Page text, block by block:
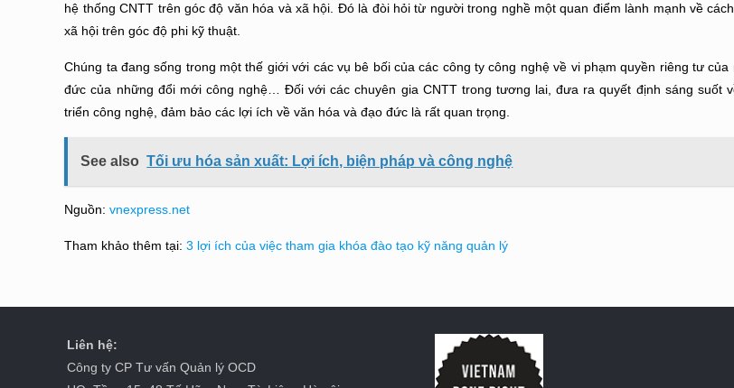
hệ thống CNTT trên góc độ văn hóa và xã hội. Đó là đòi hỏi từ người trong nghề một quan điểm lành mạnh về
xã hội trên góc độ phi kỹ thuật.
Chúng ta đang sống trong một thế giới với các vụ bê bối của các công ty công nghệ về vi phạm quyền riêng tư
đức của những đổi mới công nghệ… Đối với các chuyên gia CNTT trong tương lai, đưa ra quyết định sáng suốt
triển công nghệ, đảm bảo các lợi ích về văn hóa và đạo đức là rất quan trọng.
See also Tối ưu hóa sản xuất: Lợi ích, biện pháp và công nghệ
Nguồn:vnexpress.net
Tham khảo thêm tại:3 lợi ích của việc tham gia khóa đào tạo kỹ năng quản lý
Liên hệ:
Công ty CP Tư vấn Quản lý OCD